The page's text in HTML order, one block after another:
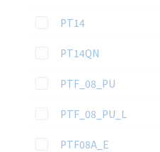
この資料を選択
PT14
この資料を選択
PT14QN
この資料を選択
PTF_08_PU
この資料を選択
PTF_08_PU_L
この資料を選択
PTF08A_E